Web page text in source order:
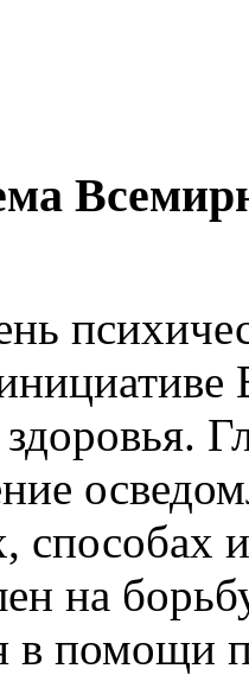
на
помощи